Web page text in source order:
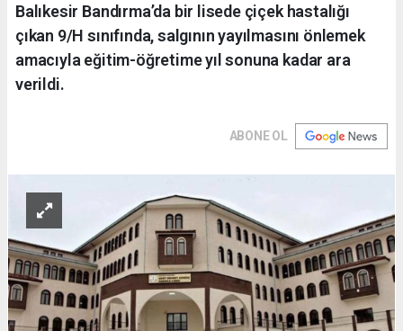
Balıkesir Bandırma’da bir lisede çiçek hastalığı
çıkan 9/H sınıfında, salgının yayılmasını önlemek
amacıyla eğitim-öğretime yıl sonuna kadar ara
verildi.
ABONE OL